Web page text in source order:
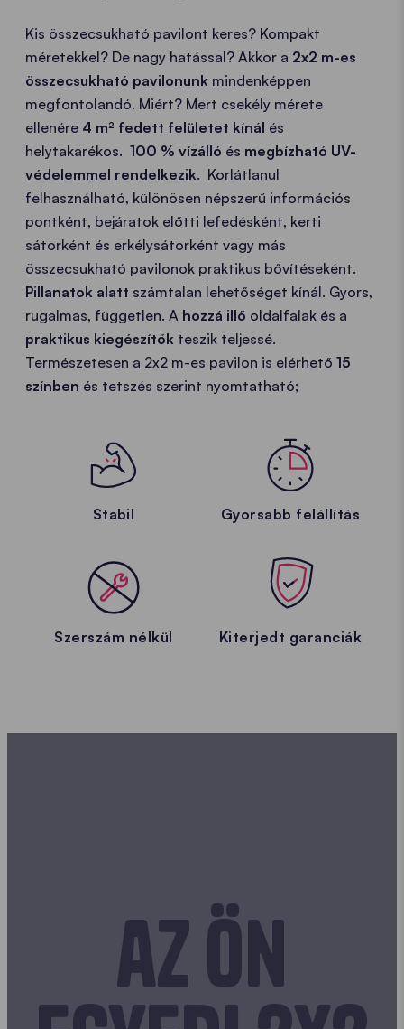
Kis összecsukható pavilont keres? Kompakt
méretekkel? De nagy hatással? Akkor a 2x2 m-es
összecsukható pavilonunk mindenképpen
megfontolandó. Miért? Mert csekély mérete
ellenére 4 m² fedett felületet kínál és
helytakarékos. 100 % vízálló és megbízható UV-
védelemmel rendelkezik. Korlátlanul
felhasználható, különösen népszerű információs
pontként, bejáratok előtti lefedésként, kerti
sátorként és erkélysátorként vagy más
összecsukható pavilonok praktikus bővítéseként.
Pillanatok alatt számtalan lehetőséget kínál. Gyors,
rugalmas, független. A hozzá illő oldalfalak és a
praktikus kiegészítők teszik teljessé.
Természetesen a 2x2 m-es pavilon is elérhető 15
színben és tetszés szerint nyomtatható;
Stabil Gyorsabb felállítás
Szerszám nélkül Kiterjedt garanciák
az Ön